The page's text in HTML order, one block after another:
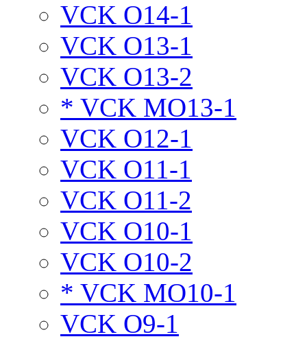
VCK O14-1
VCK O13-1
VCK O13-2
* VCK MO13-1
VCK O12-1
VCK O11-1
VCK O11-2
VCK O10-1
VCK O10-2
* VCK MO10-1
VCK O9-1